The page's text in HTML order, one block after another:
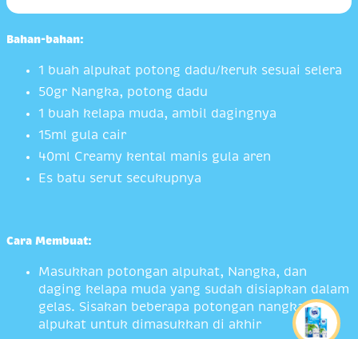
Bahan-bahan:
1 buah alpukat potong dadu/keruk sesuai selera
50gr Nangka, potong dadu
1 buah kelapa muda, ambil dagingnya
15ml gula cair
40ml Creamy kental manis gula aren
Es batu serut secukupnya
Cara Membuat:
Masukkan potongan alpukat, Nangka, dan
daging kelapa muda yang sudah disiapkan dalam
gelas. Sisakan beberapa potongan nangka &
alpukat untuk dimasukkan di akhir